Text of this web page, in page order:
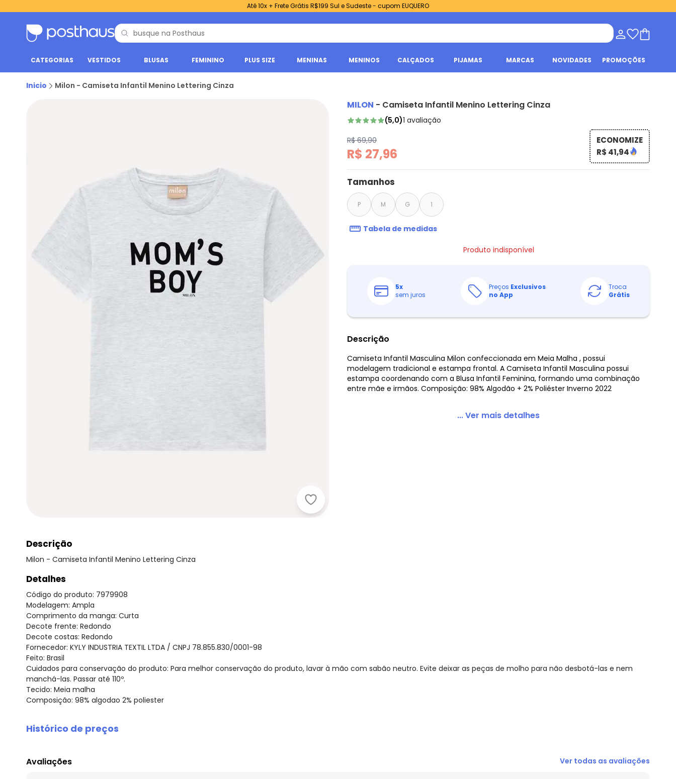
Até 10x + Frete Grátis R$199 Sul e Sudeste - cupom EUQUERO
CATEGORIAS VESTIDOS BLUSAS FEMININO PLUS SIZE MENINAS MENINOS CALÇADOS PIJAMAS MARCAS NOVIDADES PROMOÇÕES
Inicio Milon - Camiseta Infantil Menino Lettering Cinza
Milon - Camiseta Infantil Menino Lettering Cinza
MILON - Camiseta Infantil Menino Lettering Cinza
(5,0)1 avaliação
R$ 69,90
R$ 27,96
ECONOMIZE
R$ 41,94
Tamanhos
P M G 1
Tabela de medidas
Produto indisponível
5x
sem juros
Preços Exclusivos
no App
Troca
Grátis
Descrição
Camiseta Infantil Masculina Milon confeccionada em Meia Malha , possui
modelagem tradicional e estampa frontal. A Camiseta Infantil Masculina possui
estampa coordenando com a Blusa Infantil Feminina, formando uma combinação
entre mãe e irmãos. Composição: 98% Algodão + 2% Poliéster Inverno 2022
... Ver mais detalhes
Descrição
Milon - Camiseta Infantil Menino Lettering Cinza
Detalhes
Código do produto: 7979908
Modelagem: Ampla
Comprimento da manga: Curta
Decote frente: Redondo
Decote costas: Redondo
Fornecedor: KYLY INDUSTRIA TEXTIL LTDA / CNPJ 78.855.830/0001-98
Feito: Brasil
Cuidados para conservação do produto: Para melhor conservação do produto, lavar à mão com sabão neutro. Evite deixar as peças de molho para não desbotá-las e nem
manchá-las. Passar até 110º.
Tecido: Meia malha
Composição: 98% algodao 2% poliester
Histórico de preços
agosto/2026
N/D*
Avaliações Ver todas as avaliações